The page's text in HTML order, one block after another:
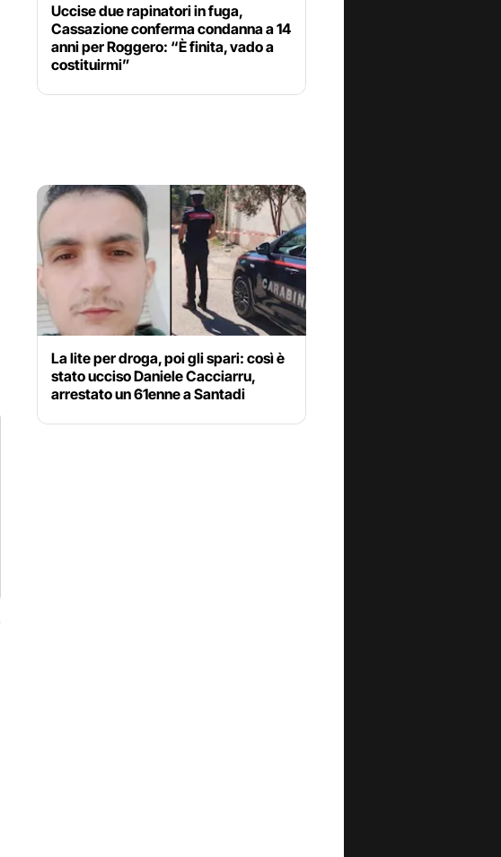
Uccise due rapinatori in fuga,
Cassazione conferma condanna a 14
anni per Roggero: “È finita, vado a
costituirmi”
La lite per droga, poi gli spari: così è
stato ucciso Daniele Cacciarru,
arrestato un 61enne a Santadi